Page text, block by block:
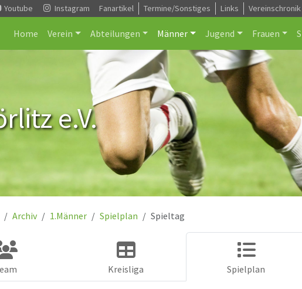
Youtube Instagram Fanartikel Termine/Sonstiges Links Vereinschronik
Home Verein Abteilungen Männer Jugend Frauen
e.V.
Archiv 1.Männer Spielplan Spieltag
Kreisliga Spielplan